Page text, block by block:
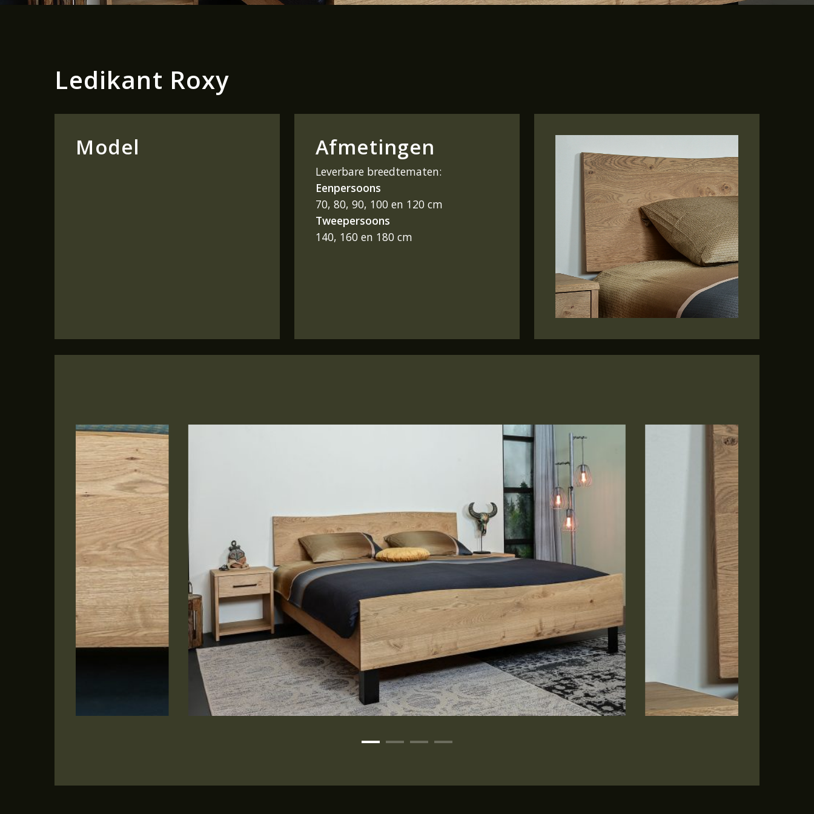
Ledikant Roxy
Model Afmetingen
Leverbare breedtematen:
Eenpersoons
70, 80, 90, 100 en 120 cm
Tweepersoons
140, 160 en 180 cm